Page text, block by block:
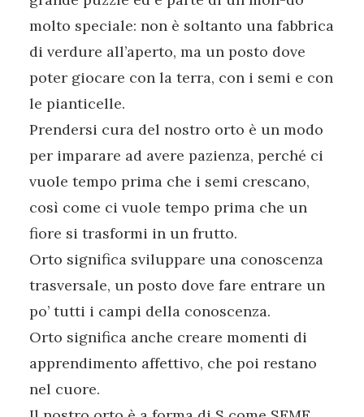
molto speciale: non è soltanto una fabbrica
di verdure all’aperto, ma un posto dove
poter giocare con la terra, con i semi e con
le pianticelle.
Prendersi cura del nostro orto è un modo
per imparare ad avere pazienza, perché ci
vuole tempo prima che i semi crescano,
così come ci vuole tempo prima che un
fiore si trasformi in un frutto.
Orto significa sviluppare una conoscenza
trasversale, un posto dove fare entrare un
po’ tutti i campi della conoscenza.
Orto significa anche creare momenti di
apprendimento affettivo, che poi restano
nel cuore.